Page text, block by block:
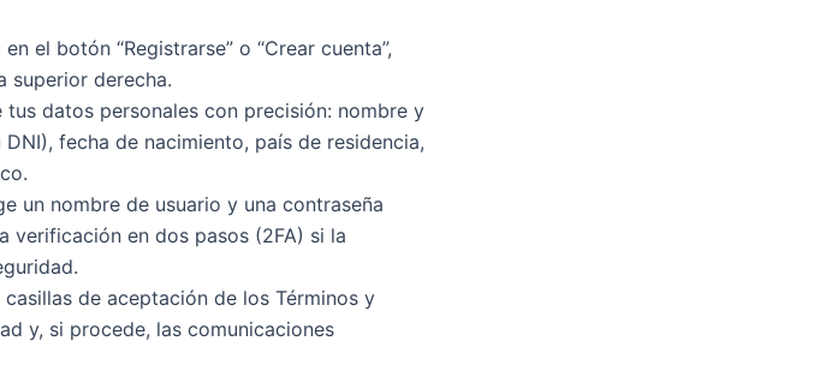
el botón “Registrarse” o “Crear cuenta”,
superior derecha.
tus datos personales con precisión: nombre y
fecha de nacimiento, país de residencia,
un nombre de usuario y una contraseña
verificación en dos pasos (2FA) si la
casillas de aceptación de los Términos y
y, si procede, las comunicaciones